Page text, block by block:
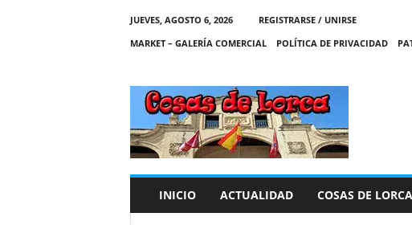
JUEVES, AGOSTO 6, 2026
REGISTRARSE / UNIRSE
MARKET – GALERÍA COMERCIAL
POLÍTICA DE PRIVACIDAD
C
A
S
INICIO ACTUALIDAD COSAS DE LORCA